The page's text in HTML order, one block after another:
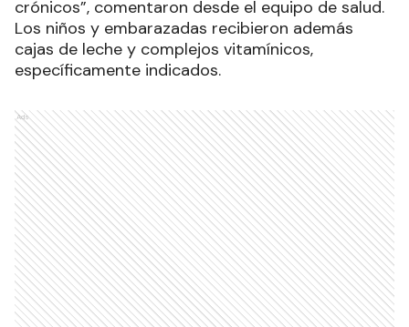
crónicos”, comentaron desde el equipo de salud.
Los niños y embarazadas recibieron además
cajas de leche y complejos vitamínicos,
específicamente indicados.
Ads